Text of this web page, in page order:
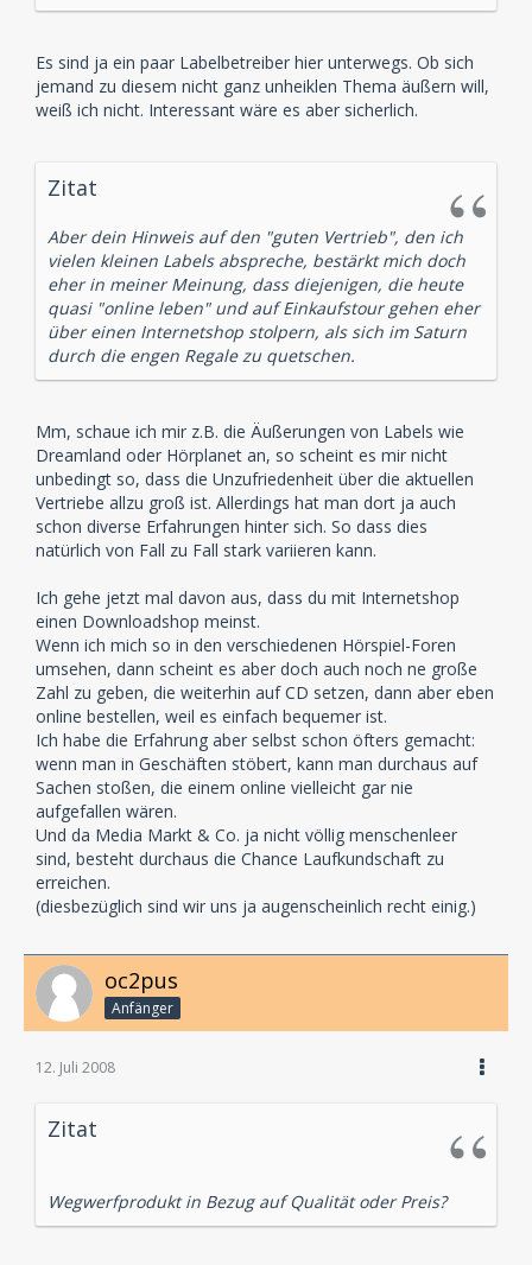
Es sind ja ein paar Labelbetreiber hier unterwegs. Ob sich
jemand zu diesem nicht ganz unheiklen Thema äußern will,
weiß ich nicht. Interessant wäre es aber sicherlich.
Zitat
Aber dein Hinweis auf den "guten Vertrieb", den ich
vielen kleinen Labels abspreche, bestärkt mich doch
eher in meiner Meinung, dass diejenigen, die heute
quasi "online leben" und auf Einkaufstour gehen eher
über einen Internetshop stolpern, als sich im Saturn
durch die engen Regale zu quetschen.
Mm, schaue ich mir z.B. die Äußerungen von Labels wie
Dreamland oder Hörplanet an, so scheint es mir nicht
unbedingt so, dass die Unzufriedenheit über die aktuellen
Vertriebe allzu groß ist. Allerdings hat man dort ja auch
schon diverse Erfahrungen hinter sich. So dass dies
natürlich von Fall zu Fall stark variieren kann.
Ich gehe jetzt mal davon aus, dass du mit Internetshop
einen Downloadshop meinst.
Wenn ich mich so in den verschiedenen Hörspiel-Foren
umsehen, dann scheint es aber doch auch noch ne große
Zahl zu geben, die weiterhin auf CD setzen, dann aber eben
online bestellen, weil es einfach bequemer ist.
Ich habe die Erfahrung aber selbst schon öfters gemacht:
wenn man in Geschäften stöbert, kann man durchaus auf
Sachen stoßen, die einem online vielleicht gar nie
aufgefallen wären.
Und da Media Markt & Co. ja nicht völlig menschenleer
sind, besteht durchaus die Chance Laufkundschaft zu
erreichen.
(diesbezüglich sind wir uns ja augenscheinlich recht einig.)
oc2pus
Anfänger
12. Juli 2008
Zitat
Wegwerfprodukt in Bezug auf Qualität oder Preis?